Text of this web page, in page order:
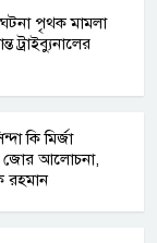
পৃথক মামলা
ট্রাইব্যুনালের
কি মির্জা
জোর আলোচনা,
রহমান